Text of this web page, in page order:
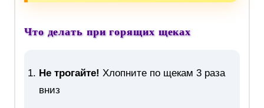
Что делать при горящих щеках
Не трогайте! Хлопните по щекам 3 раза
вниз